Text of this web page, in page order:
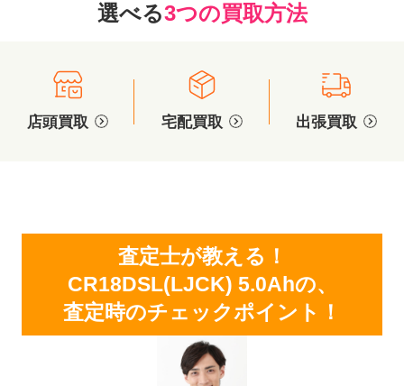
選べる3つの買取方法
店頭買取 宅配買取 出張買取
査定士が教える！
CR18DSL(LJCK) 5.0Ahの、
査定時のチェックポイント！